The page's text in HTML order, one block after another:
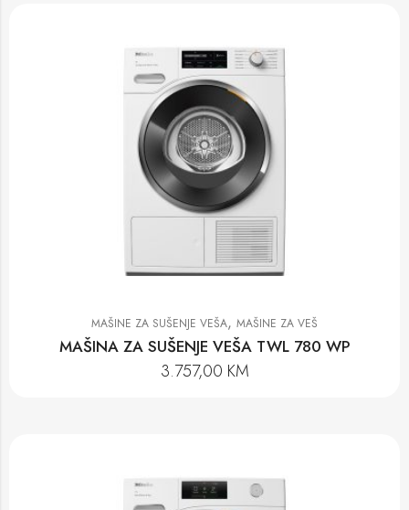
MAŠINE ZA SUŠENJE VEŠA, MAŠINE ZA VEŠ
MAŠINA ZA SUŠENJE VEŠA TWL 780 WP
3.757,00 KM